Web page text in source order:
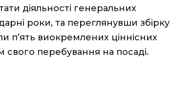
діяльності генеральних
роки, та переглянувши збірку
п’ять виокремлених ціннісних
свого перебування на посаді.